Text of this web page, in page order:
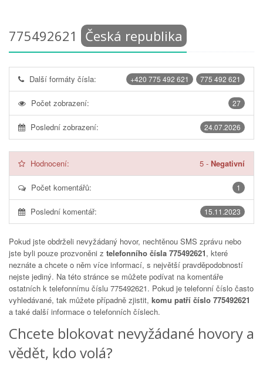
775492621 Česká republika
775 492 621
+420 775 492 621
Další formáty čísla:
27
Počet zobrazení:
24.07.2026
Poslední zobrazení:
Hodnocení: 5 - Negativní
1
Počet komentářů:
15.11.2023
Poslední komentář:
Pokud jste obdrželi nevyžádaný hovor, nechtěnou SMS zprávu nebo
jste byli pouze prozvoněni z telefonního čísla 775492621, které
neznáte a chcete o něm více informací, s největší pravděpodobností
nejste jediný. Na této stránce se můžete podívat na komentáře
ostatních k telefonnímu číslu 775492621. Pokud je telefonní číslo často
vyhledávané, tak můžete případně zjistit, komu patří číslo 775492621
a také další informace o telefonních číslech.
Chcete blokovat nevyžádané hovory a
vědět, kdo volá?